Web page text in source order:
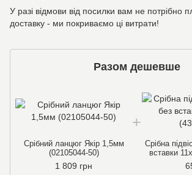
У разі відмови від посилки вам не потрібно
доставку - ми покриваємо ці витрати!
Разом дешевше
Срібний ланцюг Якір 1,5мм
(02105044-50)
1 809 грн
Срібна
вставки